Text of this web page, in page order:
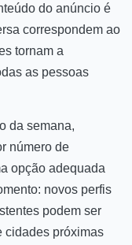
do anúncio é
correspondem ao
tornam a
as pessoas
da semana,
número de
opção adequada
novos perfis
podem ser
cidades próximas